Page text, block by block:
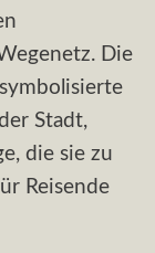
Die
Stadt,
die sie zu
Reisende